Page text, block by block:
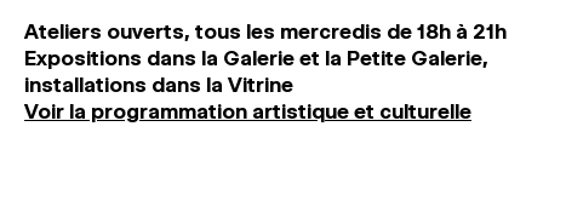
Ateliers ouverts, tous les mercredis de 18h à 21h
Expositions dans la Galerie et la Petite Galerie,
installations dans la Vitrine
Voir la programmation artistique et culturelle